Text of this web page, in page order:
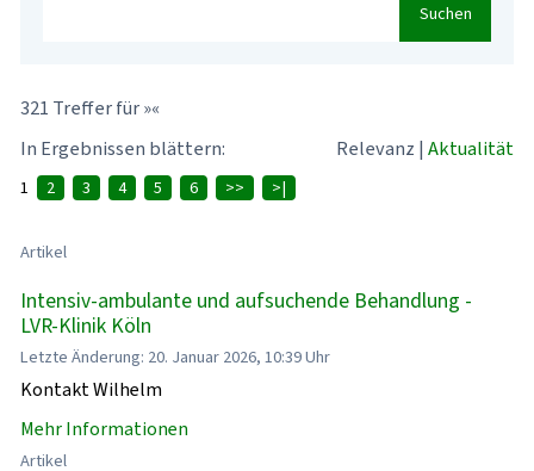
Suchen
321 Treffer für »«
In Ergebnissen blättern:
Relevanz | Aktualität
1 2 3 4 5 6 >> >|
Artikel
Intensiv-ambulante und aufsuchende Behandlung -
LVR-Klinik Köln
Letzte Änderung: 20. Januar 2026, 10:39 Uhr
Kontakt Wilhelm
Mehr Informationen
Artikel